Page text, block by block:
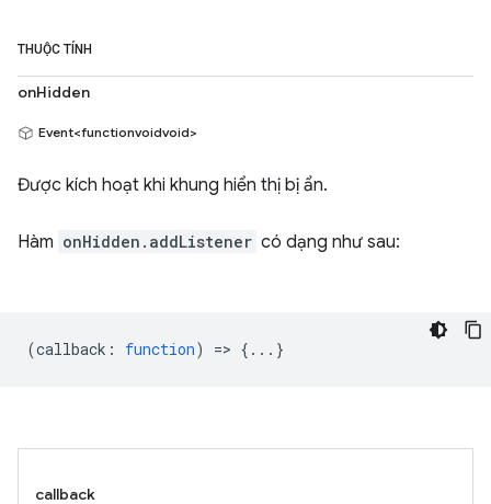
THUỘC TÍNH
onHidden
Event<functionvoidvoid>
Được kích hoạt khi khung hiển thị bị ẩn.
Hàm onHidden.addListener có dạng như sau:
(callback : function) => {...}
callback